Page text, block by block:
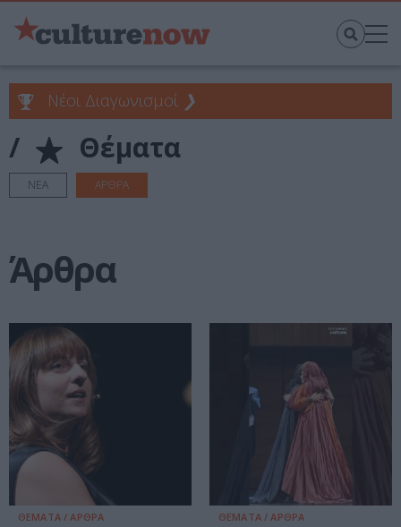
Νέοι Διαγωνισμοί ❯
/ Θέματα
ΝΕΑ ΑΡΘΡΑ
Άρθρα
ΘΕΜΑΤΑ / ΑΡΘΡΑ ΘΕΜΑΤΑ / ΑΡΘΡΑ